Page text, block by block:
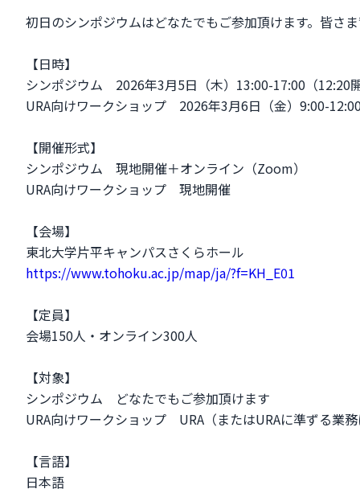
初日のシンポジウムはどなたでもご参加頂けます。皆さ
【日時】
シンポジウム 2026年3月5日（木）13:00-17:00（12:20
URA向けワークショップ 2026年3月6日（金）9:00-
【開催形式】
シンポジウム 現地開催＋オンライン（Zoom）
URA向けワークショップ 現地開催
【会場】
東北大学片平キャンパスさくらホール
https://www.tohoku.ac.jp/map/ja/?f=KH_E01
【定員】
会場150人・オンライン300人
【対象】
シンポジウム どなたでもご参加頂けます
URA向けワークショップ URA（またはURAに準ずる業
【言語】
日本語